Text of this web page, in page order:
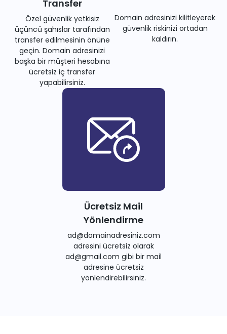
Transfer
Özel güvenlik yetkisiz
üçüncü şahıslar tarafından
transfer edilmesinin önüne
geçin. Domain adresinizi
başka bir müşteri hesabına
ücretsiz iç transfer
yapabilirsiniz.
Domain adresinizi kilitleyerek
güvenlik riskinizi ortadan
kaldırın.
Ücretsiz Mail
Yönlendirme
ad@domainadresiniz.com
adresini ücretsiz olarak
ad@gmail.com gibi bir mail
adresine ücretsiz
yönlendirebilirsiniz.